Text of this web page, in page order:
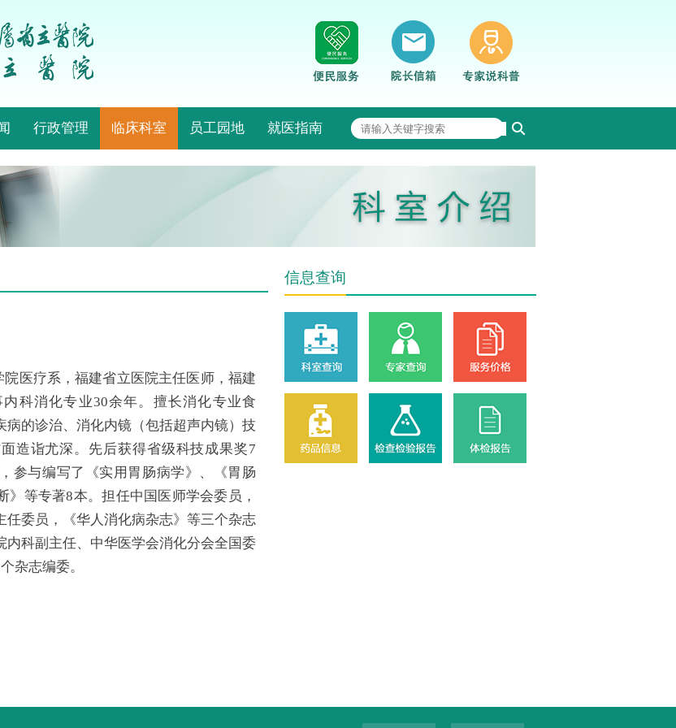
行政管理 临床科室 员工园地 就医指南
院医疗系，福建省立医院主任医师，福建
科消化专业30余年。擅长消化专业食
病的诊治、消化内镜（包括超声内镜）技
造诣尤深。先后获得省级科技成果奖7
参与编写了《实用胃肠病学》、《胃肠
》等专著8本。担任中国医师学会委员，
任委员，《华人消化病杂志》等三个杂志
内科副主任、中华医学会消化分会全国委
杂志编委。
信息查询